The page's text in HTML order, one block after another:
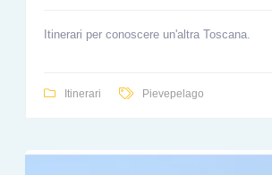
Itinerari per conoscere un'altra Toscana.
Itinerari Pievepelago